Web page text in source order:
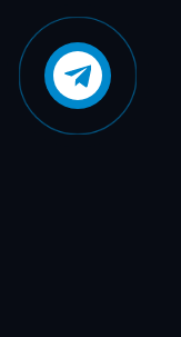
43